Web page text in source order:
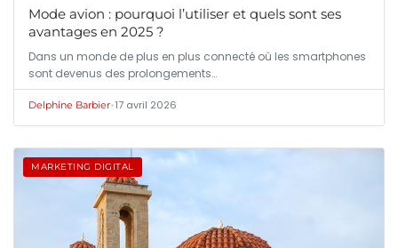
Mode avion : pourquoi l’utiliser et quels sont ses
avantages en 2025 ?
Dans un monde de plus en plus connecté où les smartphones
sont devenus des prolongements…
Delphine Barbier•17 avril 2026
MARKETING DIGITAL